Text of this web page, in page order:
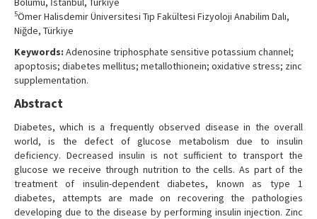
5Ömer Halisdemir Üniversitesi Tıp Fakültesi Fizyoloji Anabilim Dalı,
Niğde, Türkiye
Keywords: Adenosine triphosphate sensitive potassium channel;
apoptosis; diabetes mellitus; metallothionein; oxidative stress; zinc
supplementation.
Abstract
Diabetes, which is a frequently observed disease in the overall
world, is the defect of glucose metabolism due to insulin
deficiency. Decreased insulin is not sufficient to transport the
glucose we receive through nutrition to the cells. As part of the
treatment of insulin-dependent diabetes, known as type 1
diabetes, attempts are made on recovering the pathologies
developing due to the disease by performing insulin injection. Zinc